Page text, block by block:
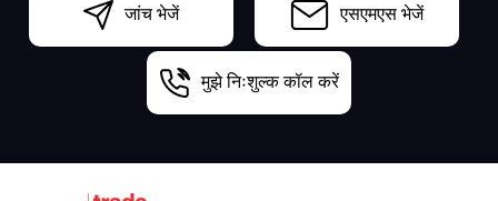
जांच भेजें एसएमएस भेजें
मुझे निःशुल्क कॉल करें